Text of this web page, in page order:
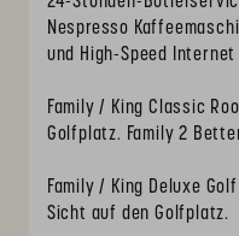
Nespresso
und High-Speed
Family / King Classic
Golfplatz. Family 2
Family / King Deluxe
Sicht auf den Golfplatz.